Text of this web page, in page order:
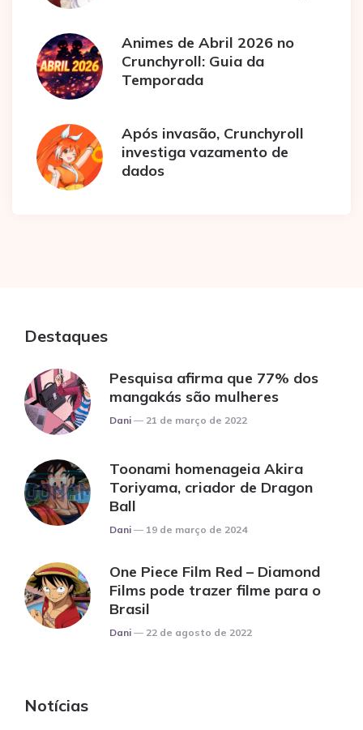
Animes de Abril 2026 no
Crunchyroll: Guia da
Temporada
Após invasão, Crunchyroll
investiga vazamento de
dados
Destaques
Pesquisa afirma que 77% dos
mangakás são mulheres
Posted
Dani 21 de março de 2022
Toonami homenageia Akira
Toriyama, criador de Dragon
Ball
Posted
Dani 19 de março de 2024
One Piece Film Red – Diamond
Films pode trazer filme para o
Brasil
Posted
Dani 22 de agosto de 2022
Notícias